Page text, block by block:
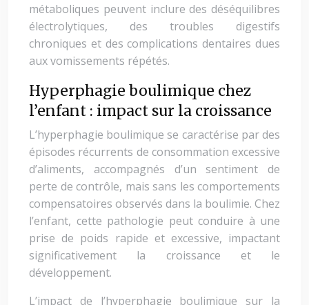
métaboliques peuvent inclure des déséquilibres
électrolytiques, des troubles digestifs
chroniques et des complications dentaires dues
aux vomissements répétés.
Hyperphagie boulimique chez
l’enfant : impact sur la croissance
L’hyperphagie boulimique se caractérise par des
épisodes récurrents de consommation excessive
d’aliments, accompagnés d’un sentiment de
perte de contrôle, mais sans les comportements
compensatoires observés dans la boulimie. Chez
l’enfant, cette pathologie peut conduire à une
prise de poids rapide et excessive, impactant
significativement la croissance et le
développement.
L’impact de l’hyperphagie boulimique sur la